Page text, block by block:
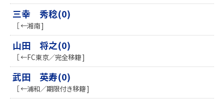
三幸 秀稔(0)
［ ←湘南 ]
山田 将之(0)
［ ←FC東京／完全移籍 ]
武田 英寿(0)
［ ←浦和／期限付き移籍 ]